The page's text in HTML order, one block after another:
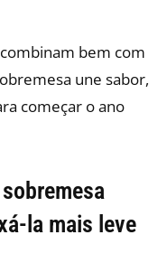
bem com
une sabor,
começar o ano
la mais leve